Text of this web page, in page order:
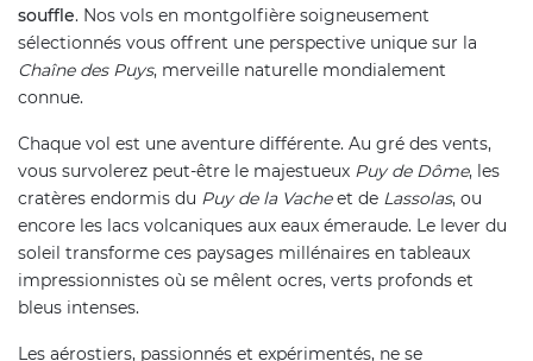
souffle. Nos vols en montgolfière soigneusement
sélectionnés vous offrent une perspective unique sur la
Chaîne des Puys, merveille naturelle mondialement
connue.
Chaque vol est une aventure différente. Au gré des vents,
vous survolerez peut-être le majestueux Puy de Dôme, les
cratères endormis du Puy de la Vacheet de Lassolas, ou
encore les lacs volcaniques aux eaux émeraude. Le lever du
soleil transforme ces paysages millénaires en tableaux
impressionnistes où se mêlent ocres, verts profonds et
bleus intenses.
Les aérostiers, passionnés et expérimentés, ne se